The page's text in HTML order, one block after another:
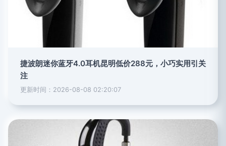
捷波朗迷你蓝牙4.0耳机昆明低价288元，小巧实用引关
注
更新时间：2026-08-08 02:20:07